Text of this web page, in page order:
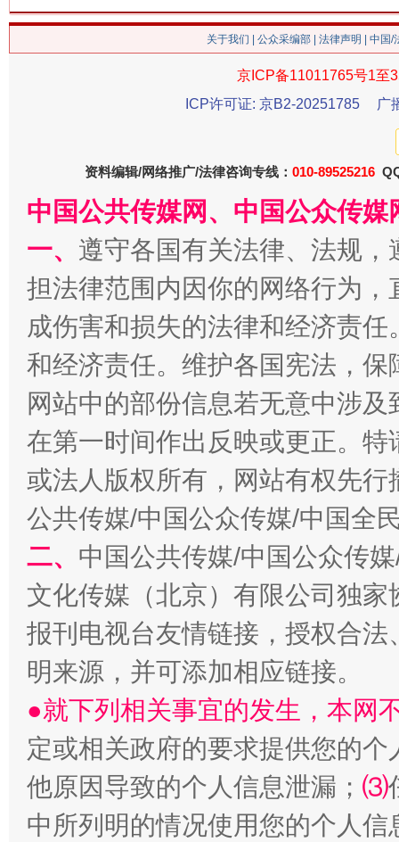
魏明
“刷贴”乱象丛生
生
关于我们 公众采编部 法律声明 | 中国
京ICP备11011765号1至
ICP许可证: 京B2-20251785
广
资料编辑/网络推广/法律咨询专线： 010-89525216
中国公共传媒网、中国公众传
一、 遵守各国有关法律、法规
担法律范围内因你的网络行为
成伤害和损失的法律和经济责
和经济责任。维护各国宪法，
网站中的部份信息若无意中涉
在第一时间作出反映或更正。
或法人版权所有，网站有权先
公共传媒/中国公众传媒/中国全
二、 中国公共传媒/中国公众传
文化传媒（北京）有限公司独
报刊电视台友情链接，授权合
明来源，并可添加相应链接。
●就下列相关事宜的发生，本网
定或相关政府的要求提供您的个
他原因导致的个人信息泄漏； ⑶
中所列明的情况使用您的个人